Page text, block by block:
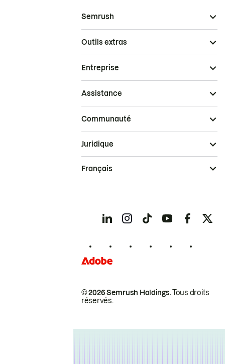
Semrush
Outils extras
Entreprise
Assistance
Communauté
© 2026 Semrush Holdings.Tous droits
réservés.
Juridique
Français